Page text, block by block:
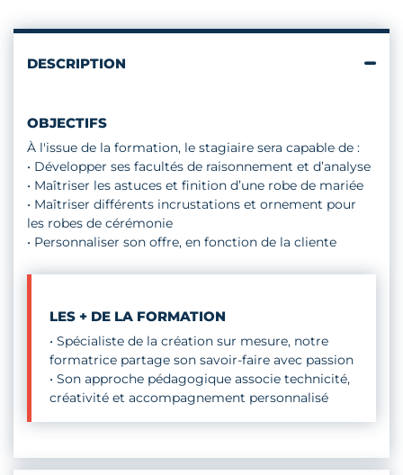
DESCRIPTION
OBJECTIFS
À l'issue de la formation, le stagiaire sera capable de :
• Développer ses facultés de raisonnement et d’analyse
• Maîtriser les astuces et finition d’une robe de mariée
• Maîtriser différents incrustations et ornement pour
les robes de cérémonie
• Personnaliser son offre, en fonction de la cliente
LES + DE LA FORMATION
• Spécialiste de la création sur mesure, notre
formatrice partage son savoir-faire avec passion
• Son approche pédagogique associe technicité,
créativité et accompagnement personnalisé